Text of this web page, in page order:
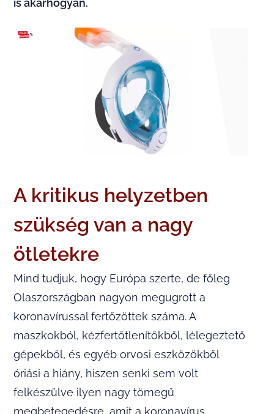
is akárhogyan.
A kritikus helyzetben
szükség van a nagy
ötletekre
Mind tudjuk, hogy Európa szerte, de főleg
Olaszországban nagyon megugrott a
koronavírussal fertőzöttek száma. A
maszkokból, kézfertőtlenítőkből, lélegeztető
gépekből, és egyéb orvosi eszközökből
óriási a hiány, hiszen senki sem volt
felkészülve ilyen nagy tömegű
megbetegedésre, amit a koronavírus